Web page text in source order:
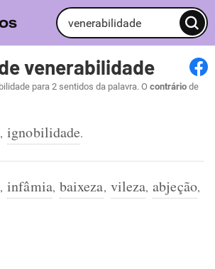
venerabilidade
para 2 sentidos da palavra. O contrário de
, ignobilidade.
, infâmia, baixeza, vileza, abjeção,